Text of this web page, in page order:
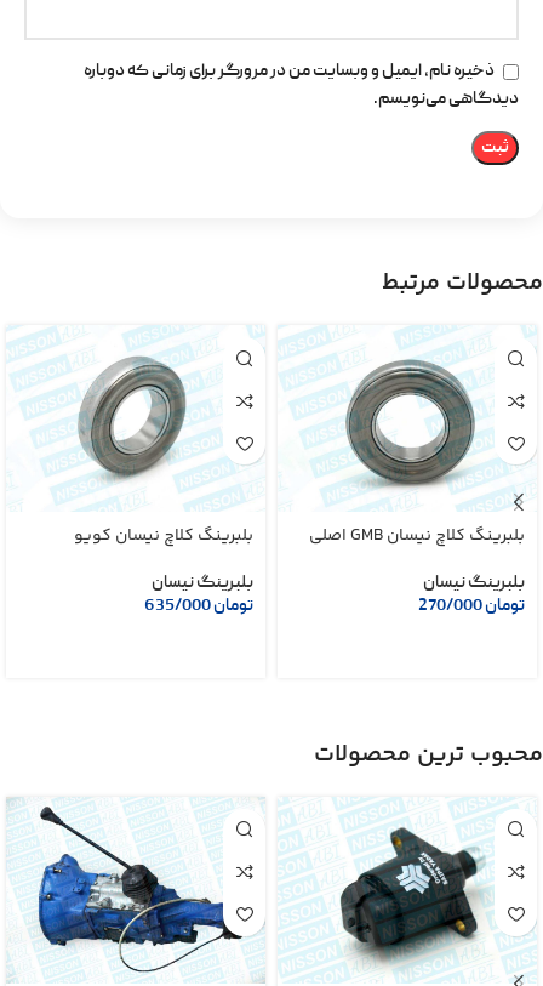
ذخیره نام، ایمیل و وبسایت من در مرورگر برای زمانی که دوباره
دیدگاهی می‌نویسم.
محصولات مرتبط
بلبرینگ کلاچ نیسان GMB اصلی
بلبرینگ نیسان
تومان
بلبرینگ کلاچ نیسان کویو
بلبرینگ نیسان
تومان
محبوب ترین محصولات